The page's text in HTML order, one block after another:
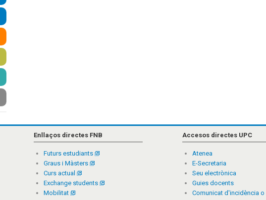
Enllaços directes FNB
Futurs estudiants
Graus i Màsters
Curs actual
Exchange students
Mobilitat
Accesos directes UPC
Atenea
E-Secretaria
Seu electrònica
Guies docents
Comunicat d'incidència o